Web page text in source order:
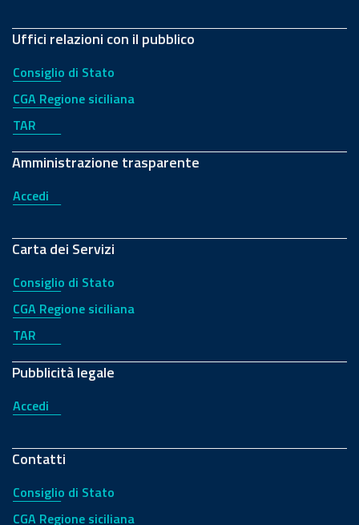
Uffici relazioni con il pubblico
Consiglio di Stato
CGA Regione siciliana
TAR
Amministrazione trasparente
Accedi
Carta dei Servizi
Consiglio di Stato
CGA Regione siciliana
TAR
Pubblicità legale
Accedi
Contatti
Consiglio di Stato
CGA Regione siciliana